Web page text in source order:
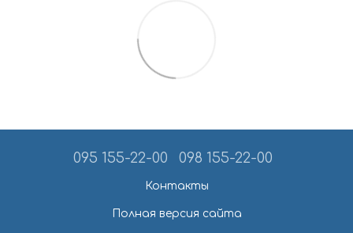
095 155-22-00 098 155-22-00
Контакты
Полная версия сайта